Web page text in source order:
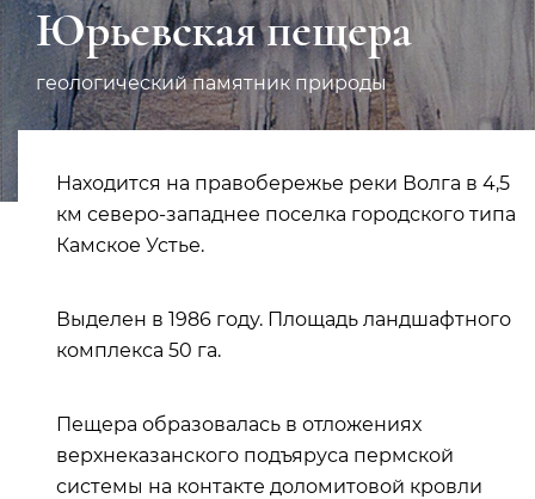
Юрьевская пещера
геологический памятник природы
Находится на правобережье реки Волга в 4,5
км северо-западнее поселка городского типа
Камское Устье.
Выделен в 1986 году. Площадь ландшафтного
комплекса 50 га.
Пещера образовалась в отложениях
верхнеказанского подъяруса пермской
системы на контакте доломитовой кровли